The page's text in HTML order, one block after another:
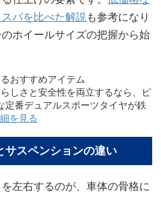
パを比べた解説も参考になり
ホイールサイズの把握から始
おすすめアイテム
しさと安全性を両立するなら、ピ
定番デュアルスポーツタイヤが鉄
を見る
サスペンションの違い
左右するのが、車体の骨格に